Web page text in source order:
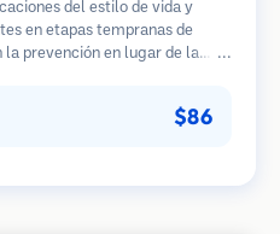
del estilo de vida y
en etapas tempranas de
la prevención en lugar de la
$86